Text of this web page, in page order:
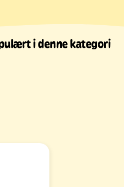
i denne kategori